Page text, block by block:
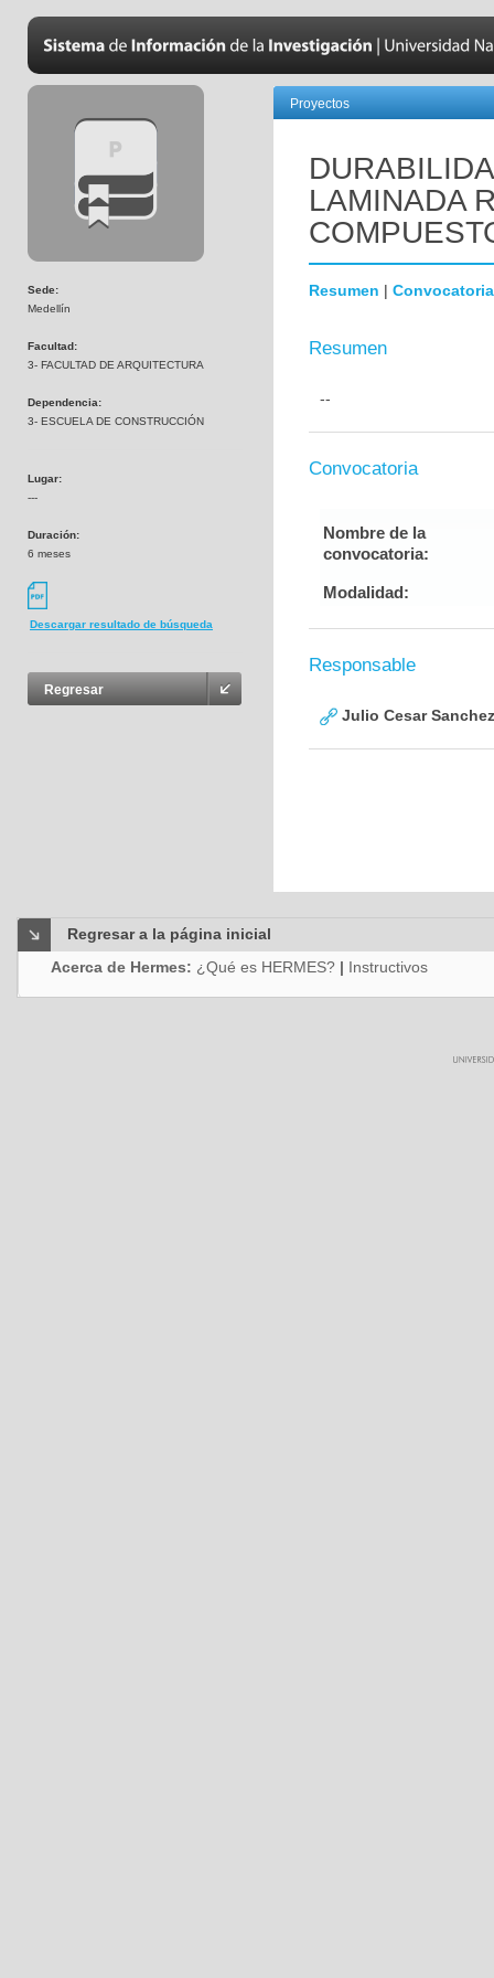
Sede:
Medellín
Facultad:
3- FACULTAD DE ARQUITECTURA
Dependencia:
3- ESCUELA DE CONSTRUCCIÓN
Lugar:
---
Duración:
6 meses
Descargar resultado de búsqueda
Regresar
Proyectos
LAMINADA
Resumen | Convocatoria
Resumen
--
Convocatoria
Nombre de la
convocatoria:
Modalidad:
Responsable
Julio Cesar
Regresar a la página inicial
Acerca de Hermes: ¿Qué es HERMES? | Instructivos